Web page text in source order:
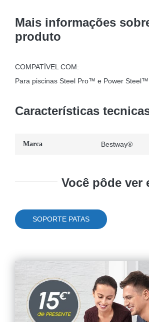
Mais informações
produto
COMPATÍVEL COM:
Para piscinas Steel Pro™ e Power Steel™
Características
Marca Bestway®
Você pôde ver
SOPORTE PATAS